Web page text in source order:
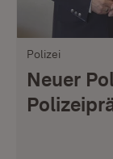
Polizei
Neuer